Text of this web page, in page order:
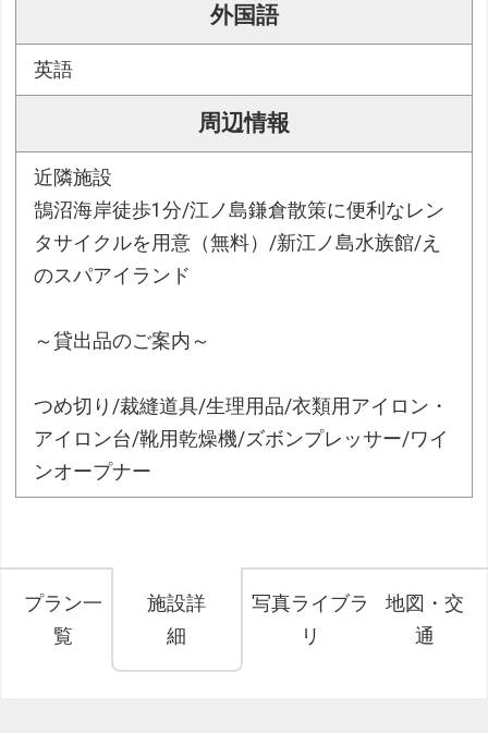
外国語
英語
周辺情報
近隣施設
鵠沼海岸徒歩1分/江ノ島鎌倉散策に便利なレン
タサイクルを用意（無料）/新江ノ島水族館/え
のスパアイランド
～貸出品のご案内～
つめ切り/裁縫道具/生理用品/衣類用アイロン・
アイロン台/靴用乾燥機/ズボンプレッサー/ワイ
ンオープナー
プラン一
覧
施設詳
細
写真ライブラ
リ
地図・交
通